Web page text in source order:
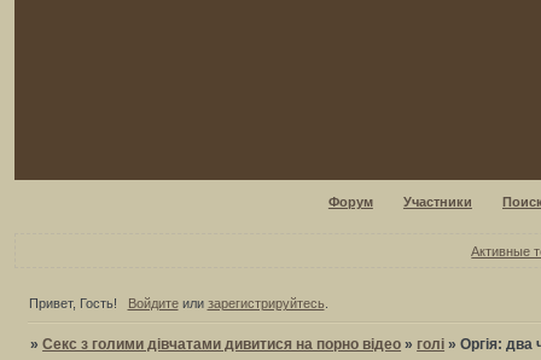
Форум Участники
Активные
Привет, Гость! Войдитеили зарегистрируйтесь.
»Секс з голими дівчатами дивитися на порно відео » голі »Оргія: два